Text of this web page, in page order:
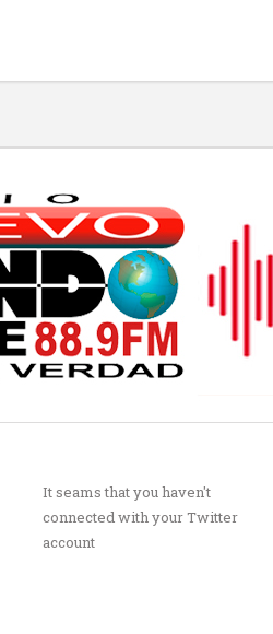
It seams that you haven't
connected with your Twitter
account